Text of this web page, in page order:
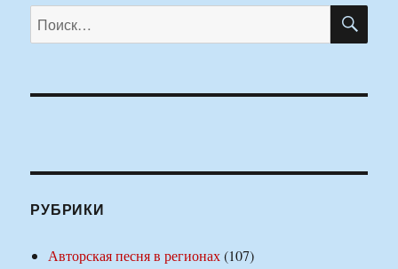
Искать:
РУБРИКИ
Авторская песня в регионах(107)